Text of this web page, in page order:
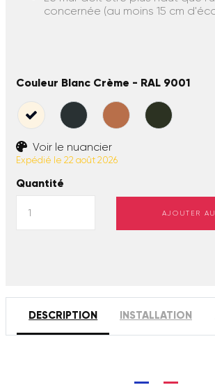
concernée (au moins 15 cm
Couleur Blanc Crème - RAL 9001
Voir le nuancier
Expédié le 22 août 2026
Quantité
AJOUTER
DESCRIPTION INSTALLATION